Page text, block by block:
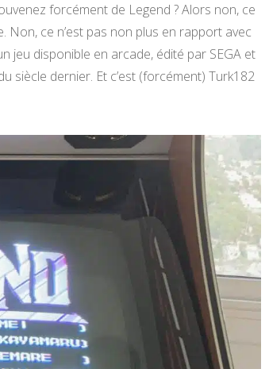
forcément de Legend ? Alors non, ce
Non, ce n’est pas non plus en rapport avec
jeu disponible en arcade, édité par SEGA et
siècle dernier. Et c’est (forcément) Turk182